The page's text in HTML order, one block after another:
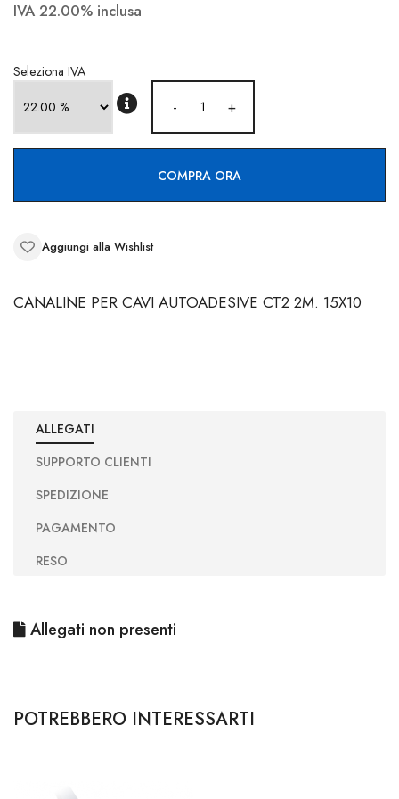
CONTATTI
IVA 22.00% inclusa
Seleziona IVA
- +
COMPRA ORA
Aggiungi alla Wishlist
CANALINE PER CAVI AUTOADESIVE CT2 2M. 15X10
ALLEGATI
SUPPORTO CLIENTI
SPEDIZIONE
PAGAMENTO
RESO
Allegati non presenti
POTREBBERO INTERESSARTI